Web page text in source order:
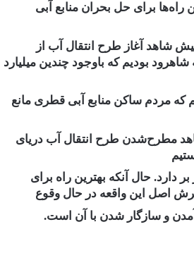
راه‌ها برای حل بحران منابع آبی
شاهد آغاز طرح انتقال آب از
بودیم که باوجود چندین میلیارد
که مردم ساکن منابع آبی قطری مانع
مطرح‌شدن طرح انتقال آب دریای
دارد. حال‌ آنکه بهترین راه برای
اصل این واقعه در حال وقوع
و سازگار شدن با آن است.